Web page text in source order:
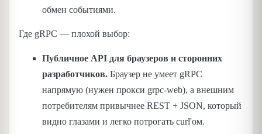
обмен событиями.
Где gRPC — плохой выбор:
Публичное API для браузеров и сторонних
разработчиков. Браузер не умеет gRPC
напрямую (нужен прокси grpc-web), а внешним
потребителям привычнее REST + JSON, который
видно глазами и легко потрогать curl'ом.